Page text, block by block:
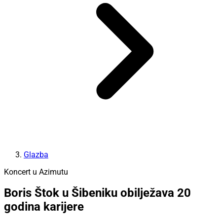
Glazba
Koncert u Azimutu
Boris Štok u Šibeniku obilježava 20
godina karijere